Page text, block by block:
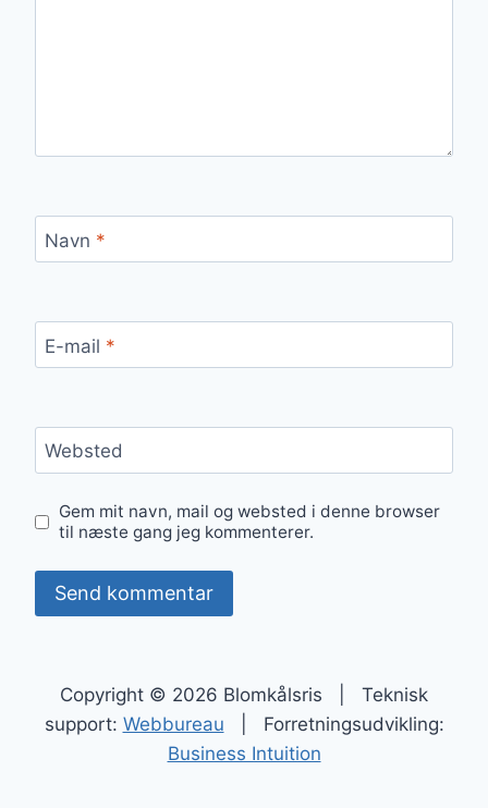
Navn *
E-mail *
Websted
Gem mit navn, mail og websted i denne browser
til næste gang jeg kommenterer.
Copyright © 2026 Blomkålsris | Teknisk
support: Webbureau | Forretningsudvikling:
Business Intuition